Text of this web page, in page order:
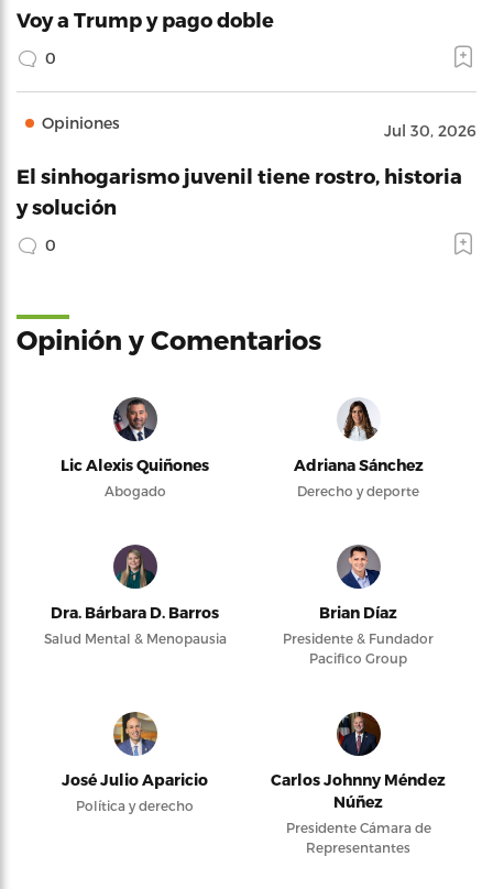
Voy a Trump y pago doble
0
Opiniones Jul 30, 2026
El sinhogarismo juvenil tiene rostro, historia
y solución
0
Opinión y Comentarios
Lic Alexis Quiñones
Abogado
Adriana Sánchez
Derecho y deporte
Dra. Bárbara D. Barros
Salud Mental & Menopausia
Brian Díaz
Presidente & Fundador
Pacifico Group
José Julio Aparicio
Política y derecho
Carlos Johnny Méndez
Núñez
Presidente Cámara de
Representantes